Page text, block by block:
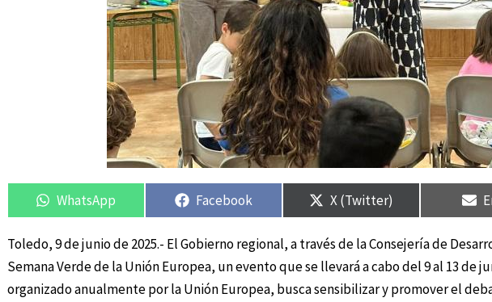
Compartir
en
WhatsApp
Compartir
en
Facebook
Compartir
en
X (Twitter)
Toledo, 9 de junio de 2025.- El Gobierno regional, a través de la Consejería de
Semana Verde de la Unión Europea, un evento que se llevará a cabo del 9 al 13 de
organizado anualmente por la Unión Europea, busca sensibilizar y promover el
Compartir
en
Compartir
en
Compartir
en